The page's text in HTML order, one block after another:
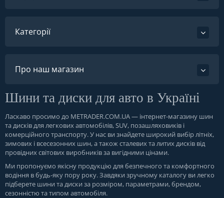
Категорії
Про наш магазин
Шини та диски для авто в Україні
Ласкаво просимо до METRADER.COM.UA— інтернет-магазину шин
та дисків для легкових автомобілів, SUV, позашляховиків і
комерційного транспорту. У нас ви знайдете широкий вибір літніх,
зимових і всесезонних шин, а також сталевих та литих дисків від
провідних світових виробників за вигідними цінами.
Ми пропонуємо якісну продукцію для безпечного та комфортного
водіння в будь-яку пору року. Завдяки зручному каталогу ви легко
підберете шини та диски за розміром, параметрами, брендом,
сезонністю та типом автомобіля.